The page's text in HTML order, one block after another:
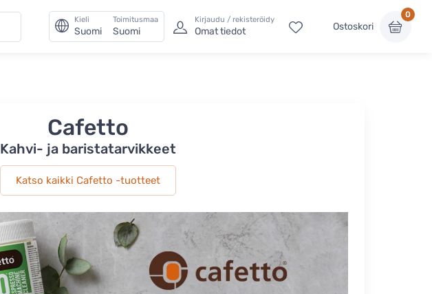
Kieli
Suomi
Toimitusmaa
Suomi
Kirjaudu / rekisteröidy
Omat tiedot Ostoskori
0
Cafetto
Kahvi- ja baristatarvikkeet
Katso kaikki Cafetto -tuotteet